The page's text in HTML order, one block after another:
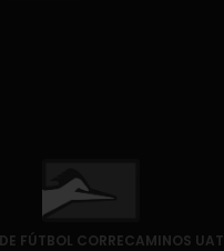
FÚTBOL CORRECAMINOS UAT